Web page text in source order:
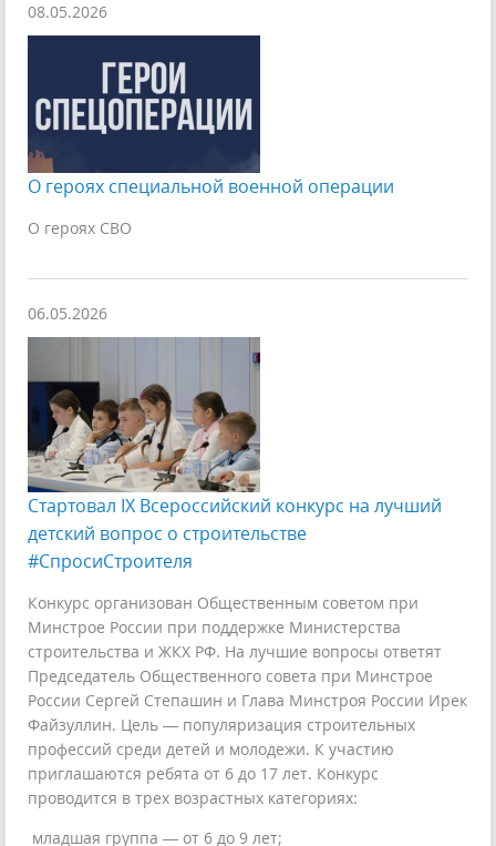
08.05.2026
О героях специальной военной операции
О героях СВО
06.05.2026
Стартовал IX Всероссийский конкурс на лучший
детский вопрос о строительстве
#СпросиСтроителя
Конкурс организован Общественным советом при
Минстрое России при поддержке Министерства
строительства и ЖКХ РФ. На лучшие вопросы ответят
Председатель Общественного совета при Минстрое
России Сергей Степашин и Глава Минстроя России Ирек
Файзуллин. Цель — популяризация строительных
профессий среди детей и молодежи. К участию
приглашаются ребята от 6 до 17 лет. Конкурс
проводится в трех возрастных категориях:
младшая группа — от 6 до 9 лет;